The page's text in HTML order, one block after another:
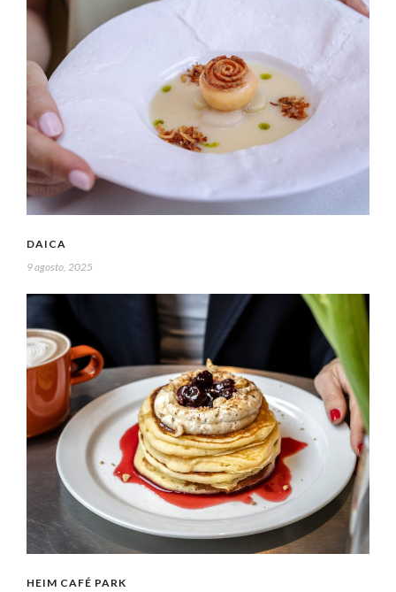
DAICA
9 agosto, 2025
HEIM CAFÉ PARK